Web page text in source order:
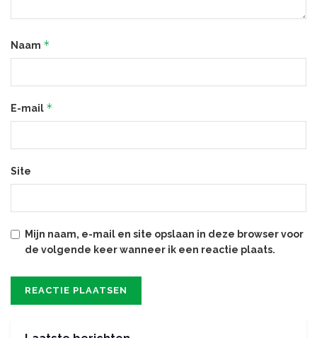
Naam *
E-mail *
Site
Mijn naam, e-mail en site opslaan in deze browser voor
de volgende keer wanneer ik een reactie plaats.